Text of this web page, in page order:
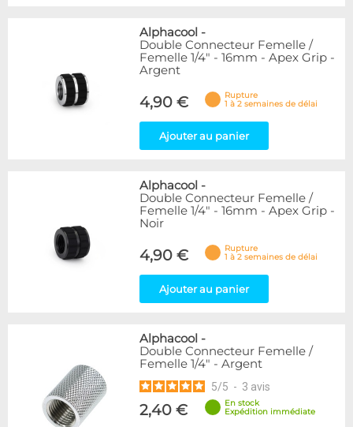
Alphacool -
Double Connecteur Femelle /
Femelle 1/4" - 16mm - Apex Grip -
Argent
4,90 €
Rupture
1 à 2 semaines de délai
Ajouter au panier
Alphacool -
Double Connecteur Femelle /
Femelle 1/4" - 16mm - Apex Grip -
Noir
4,90 €
Rupture
1 à 2 semaines de délai
Ajouter au panier
Alphacool -
Double Connecteur Femelle /
Femelle 1/4" - Argent
5/5 - 3 avis
2,40 €
En stock
Expédition immédiate